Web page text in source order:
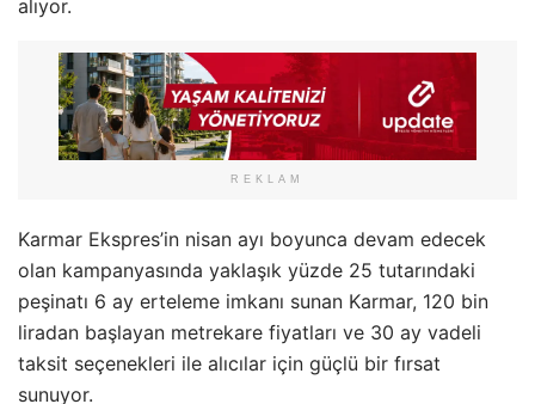
alıyor.
REKLAM
Karmar Ekspres’in nisan ayı boyunca devam edecek
olan kampanyasında yaklaşık yüzde 25 tutarındaki
peşinatı 6 ay erteleme imkanı sunan Karmar, 120 bin
liradan başlayan metrekare fiyatları ve 30 ay vadeli
taksit seçenekleri ile alıcılar için güçlü bir fırsat
sunuyor.